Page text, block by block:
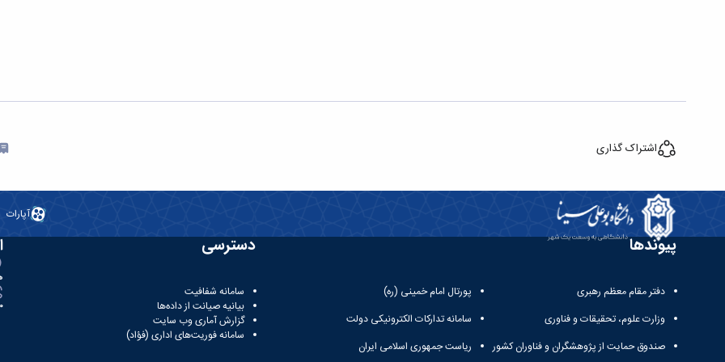
اشتراک گذاری
آپارات
پیوندها
دفتر مقام معظم رهبری
وزارت علوم، تحقیقات و فناوری
صندوق حمایت از پژوهشگران و فناوران کشور
پورتال امام خمینی (ره)
سامانه تدارکات الکترونیکی دولت
ریاست جمهوری اسلامی ایران
دسترسی
سامانه شفافیت
بیانیه صیانت از داده‌ها
گزارش آماری وب‌ سایت
سامانه فوریت‌های اداری (فؤاد)